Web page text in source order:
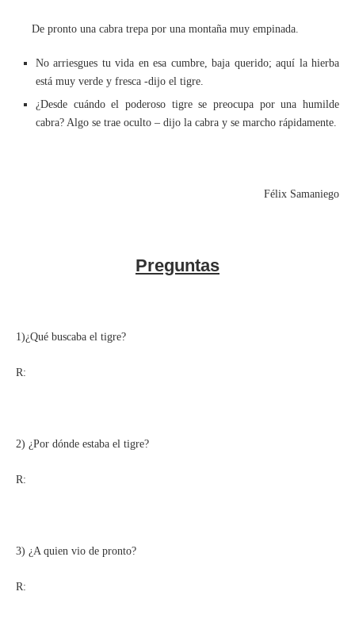
De pronto una cabra trepa por una montaña muy empinada.
No arriesgues tu vida en esa cumbre, baja querido; aquí la hierba
está muy verde y fresca -dijo el tigre.
¿Desde cuándo el poderoso tigre se preocupa por una humilde
cabra? Algo se trae oculto – dijo la cabra y se marcho rápidamente.
Félix Samaniego
Preguntas
1)¿Qué buscaba el tigre?
R:
2) ¿Por dónde estaba el tigre?
R:
3) ¿A quien vio de pronto?
R: